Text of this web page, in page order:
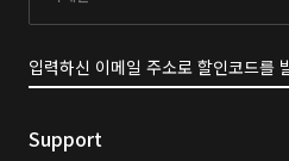
입력하신 이메일 주소로 할인코드를
Support